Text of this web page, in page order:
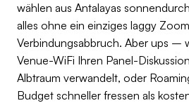
wählen aus Antalayas
alles ohne ein einziges laggy
Verbindungsabbruch. Aber ups –
Venue-WiFi Ihren Panel-
Albtraum verwandelt, oder
Budget schneller fressen als